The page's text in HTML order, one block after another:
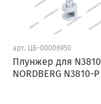
арт. ЦБ-00006950
Плунжер для N3810
NORDBERG N3810-P